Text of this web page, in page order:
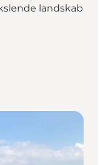
landskab